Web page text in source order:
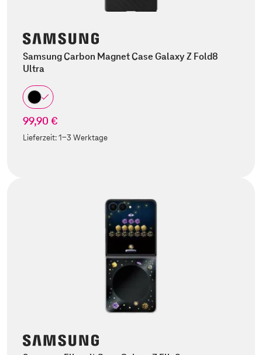
Samsung Carbon Magnet Case Galaxy Z Fold8
Ultra
99,90 €
Lieferzeit:1-3 Werktage